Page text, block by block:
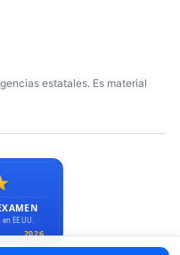
estatales. Es material